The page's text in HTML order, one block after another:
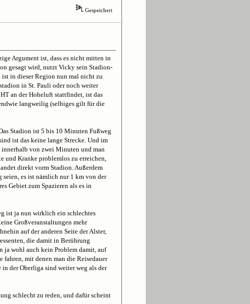
Gespeichert
Argument ist, dass es nicht mitten in
gesagt wird, nutzt Vicky sein Stadion-
in dieser Region nun mal nicht zu
in St. Pauli oder noch weiter
an der Hoheluft stattfindet, ist das
langweilig (selbiges gilt für die
Stadion ist 5 bis 10 Minuten Fußweg
ist das keine lange Strecke. Und im
von zwei Minuten und man
und Kranke problemlos zu erreichen,
direkt vorm Stadion. Außerdem
es ist nämlich nur 1 km von der
Gebiet zum Spazieren als es in
ist ja nun wirklich ein schlechtes
Großveranstaltungen mehr
auf der anderen Seite der Alster,
die damit in Berührung
ja wohl auch kein Problem damit, auf
fahren, mit denen man die Reisedauer
der Oberliga sind weiter weg als der
schlecht zu reden, und dafür scheint